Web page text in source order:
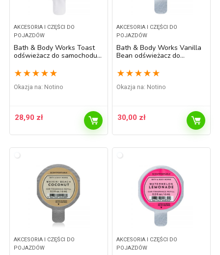
AKCESORIA I CZĘŚCI DO
POJAZDÓW
Bath & Body Works Toast
odświeżacz do samochodu
★ ★ ★ ★ ★
Okazja na: Notino
28,90 zł
AKCESORIA I CZĘŚCI DO
POJAZDÓW
Bath & Body Works Vanilla
Bean odświeżacz do
★ ★ ★ ★ ★
Okazja na: Notino
30,00 zł
AKCESORIA I CZĘŚCI DO
POJAZDÓW
AKCESORIA I CZĘŚCI DO
POJAZDÓW